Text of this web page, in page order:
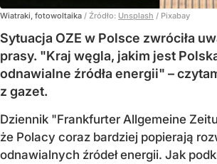
Wiatraki, fotowoltaika / Źródło: Unsplash / Pixabay
Sytuacja OZE w Polsce zwróciła
prasy. "Kraj węgla, jakim jest
odnawialne źródła energii" –
z gazet.
Dziennik "Frankfurter Allgemeine
że Polacy coraz bardziej popierają
odnawialnych źródeł energii. Jak